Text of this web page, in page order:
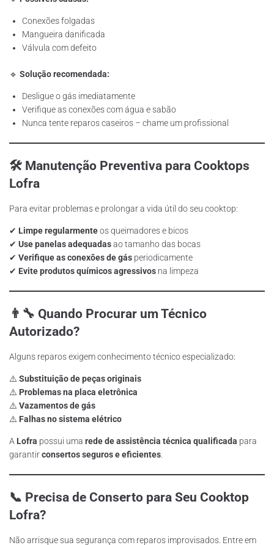
Conexões folgadas
Mangueira danificada
Válvula com defeito
🔹 Solução recomendada:
Desligue o gás imediatamente
Verifique as conexões com água e sabão
Nunca tente reparos caseiros – chame um profissional
🛠️ Manutenção Preventiva para Cooktops
Lofra
Para evitar problemas e prolongar a vida útil do seu cooktop:
✔ Limpe regularmenteos queimadores e bicos
✔ Use panelas adequadasao tamanho das bocas
✔ Verifique as conexões de gás periodicamente
✔ Evite produtos químicos agressivos na limpeza
👨‍🔧 Quando Procurar um Técnico
Autorizado?
Alguns reparos exigem conhecimento técnico especializado:
⚠️ Substituição de peças originais
⚠️ Problemas na placa eletrônica
⚠️ Vazamentos de gás
⚠️ Falhas no sistema elétrico
A Lofra possui uma rede de assistência técnica qualificada para
garantirconsertos seguros e eficientes
📞 Precisa de Conserto para Seu Cooktop
Lofra?
Não arrisque sua segurança com reparos improvisados. Entre em